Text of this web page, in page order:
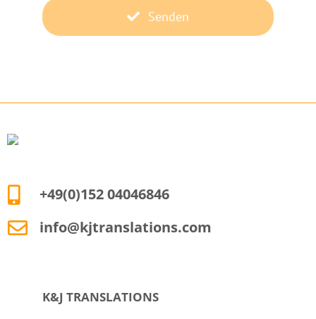
Senden
+49(0)152 04046846
info@kjtranslations.com
K&J TRANSLATIONS